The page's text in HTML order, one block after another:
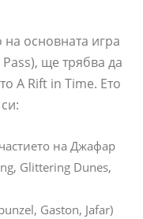
основната игра
ще трябва да
A Rift in Time. Ето
на Джафар
Glittering Dunes,
Gaston, Jafar)